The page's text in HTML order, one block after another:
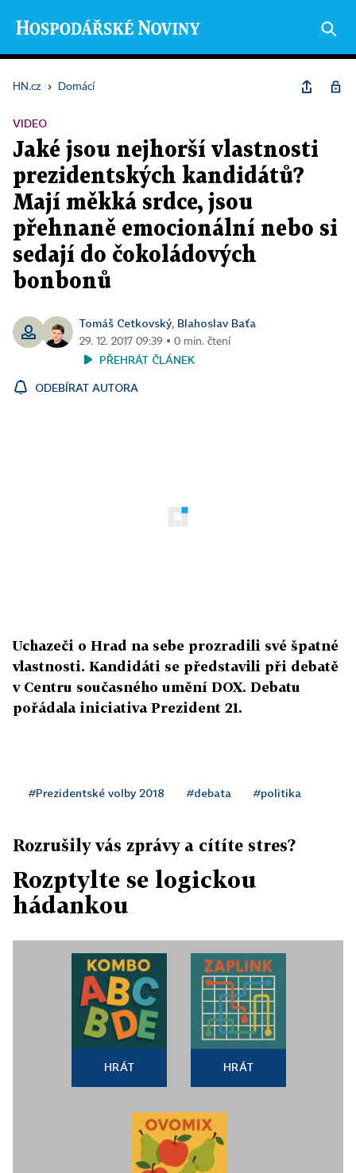
HN.cz › Domácí
VIDEO
Jaké jsou nejhorší vlastnosti
prezidentských kandidátů?
Mají měkká srdce, jsou
přehnaně emocionální nebo si
sedají do čokoládových
bonbonů
Tomáš Cetkovský, Blahoslav Baťa
29. 12. 2017 09:39 ▪ 0 min. čtení
PŘEHRÁT ČLÁNEK
ODEBÍRAT AUTORA
Uchazeči o Hrad na sebe prozradili své špatné
vlastnosti. Kandidáti se představili při debatě
v Centru současného umění DOX. Debatu
pořádala iniciativa Prezident 21.
#Prezidentské volby 2018 #debata #politika
Rozrušily vás zprávy a cítíte stres?
Rozptylte se logickou
hádankou
HRÁT HRÁT